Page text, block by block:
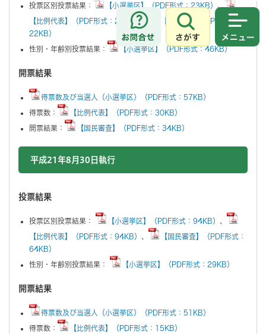
お問合せ
さがす
投票区別投票結果： 【小選挙区】（PDF形式：23KB） 、
【比例代表】（PDF形式：23KB）、
【国民審査】（PDF形式：
22KB）
性別・年齢別投票結果： 【小選挙区】（PDF形式：46KB）
開票結果
得票数及び当選人（小選挙区）（PDF形式：57KB）
得票数： 【比例代表】（PDF形式：30KB）
開票結果： 【国民審査】（PDF形式：34KB）
平成21年8月30日執行
投票結果
投票区別投票結果： 【小選挙区】（PDF形式：94KB） 、
【比例代表】（PDF形式：94KB） 、
【国民審査】（PDF形式：
64KB）
性別・年齢別投票結果： 【小選挙区】（PDF形式：29KB）
開票結果
得票数及び当選人（小選挙区）（PDF形式：51KB）
得票数： 【比例代表】（PDF形式：15KB）